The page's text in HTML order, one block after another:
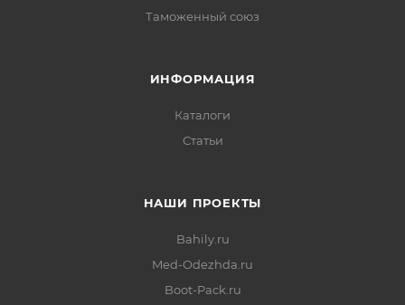
Таможенный союз
ИНФОРМАЦИЯ
Каталоги
Статьи
НАШИ ПРОЕКТЫ
Bahily.ru
Med-Odezhda.ru
Boot-Pack.ru